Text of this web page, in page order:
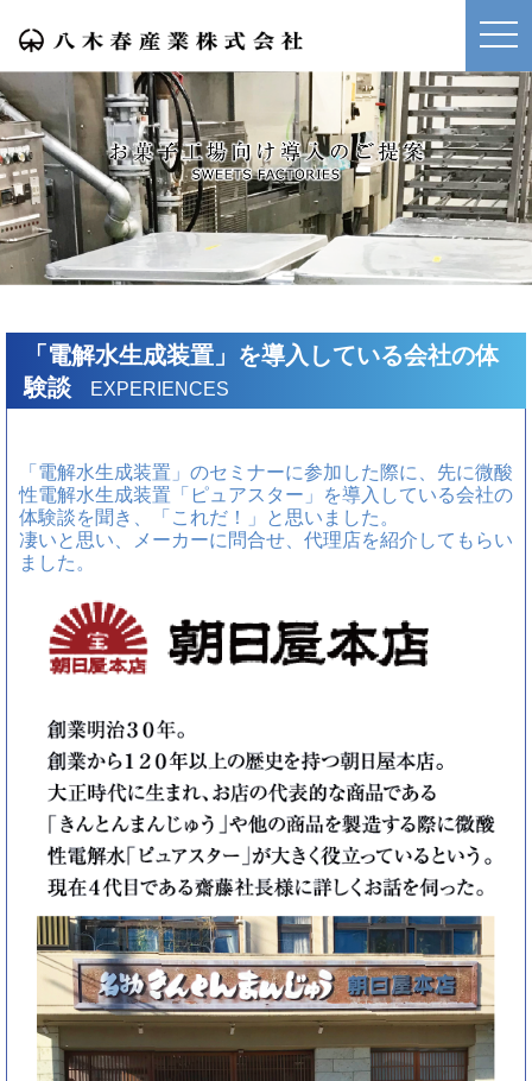
メニ
「電解水生成装置」を導入している会社の体
験談EXPERIENCES
「電解水生成装置」のセミナーに参加した際に、先に微酸
性電解水生成装置「ピュアスター」を導入している会社の
体験談を聞き、「これだ！」と思いました。
凄いと思い、メーカーに問合せ、代理店を紹介してもらい
ました。